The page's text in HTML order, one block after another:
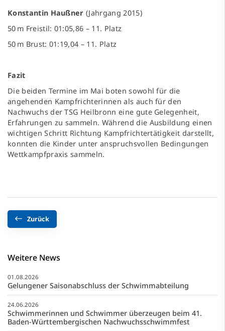
Konstantin Haußner (Jahrgang 2015)
50 m Freistil: 01:05,86 – 11. Platz
50 m Brust: 01:19,04 – 11. Platz
Fazit
Die beiden Termine im Mai boten sowohl für die
angehenden Kampfrichterinnen als auch für den
Nachwuchs der TSG Heilbronn eine gute Gelegenheit,
Erfahrungen zu sammeln. Während die Ausbildung einen
wichtigen Schritt Richtung Kampfrichtertätigkeit darstellt,
konnten die Kinder unter anspruchsvollen Bedingungen
Wettkampfpraxis sammeln.
Zurück
Weitere News
01.08.2026
Gelungener Saisonabschluss der Schwimmabteilung
24.06.2026
Schwimmerinnen und Schwimmer überzeugen beim 41.
Baden-Württembergischen Nachwuchsschwimmfest